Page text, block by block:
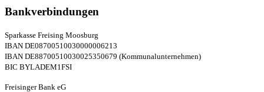
Bankverbindungen
Sparkasse Freising Moosburg
IBAN DE08700510030000006213
IBAN DE88700510030025350679 (Kommunalunternehmen)
BIC BYLADEM1FSI
Freisinger Bank eG